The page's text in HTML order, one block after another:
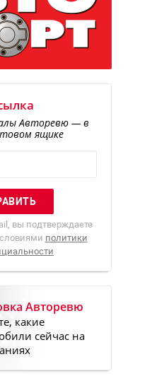
Авторевю — в
ящике
вы подтверждаете
политики
Авторевю
какие
сейчас на